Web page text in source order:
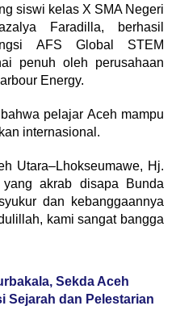
siswi kelas X SMA Negeri
Faradilla, berhasil
AFS Global STEM
penuh oleh perusahaan
Energy.
pelajar Aceh mampu
internasional.
Utara–Lhokseumawe, Hj.
akrab disapa Bunda
dan kebanggaannya
kami sangat bangga
Sekda Aceh
Sejarah dan Pelestarian